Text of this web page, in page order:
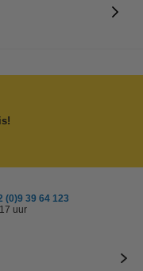
(0)9 39 64 123
uur